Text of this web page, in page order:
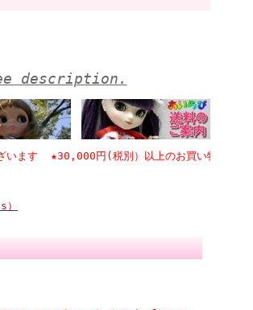
description.
円(税別）以上のお買い物で日本国内送料無